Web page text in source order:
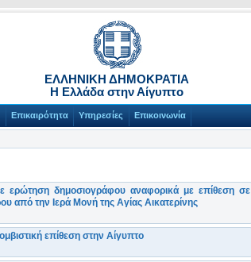
ΕΛΛΗΝΙΚΗ ΔΗΜΟΚΡΑΤΙΑ
Η Ελλάδα στην Αίγυπτο
Επικαιρότητα Υπηρεσίες Επικοινωνία
δημοσιογράφου αναφορικά με επίθεση σε
από την Ιερά Μονή της Αγίας Αικατερίνης
επίθεση στην Αίγυπτο